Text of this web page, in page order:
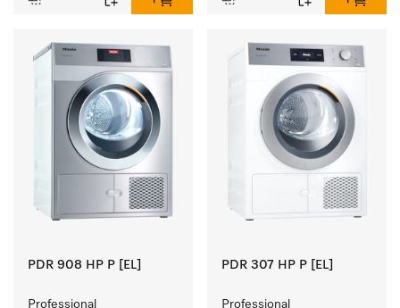
PDR 908 HP P [EL]
Professional
PDR 307 HP P [EL]
Professional